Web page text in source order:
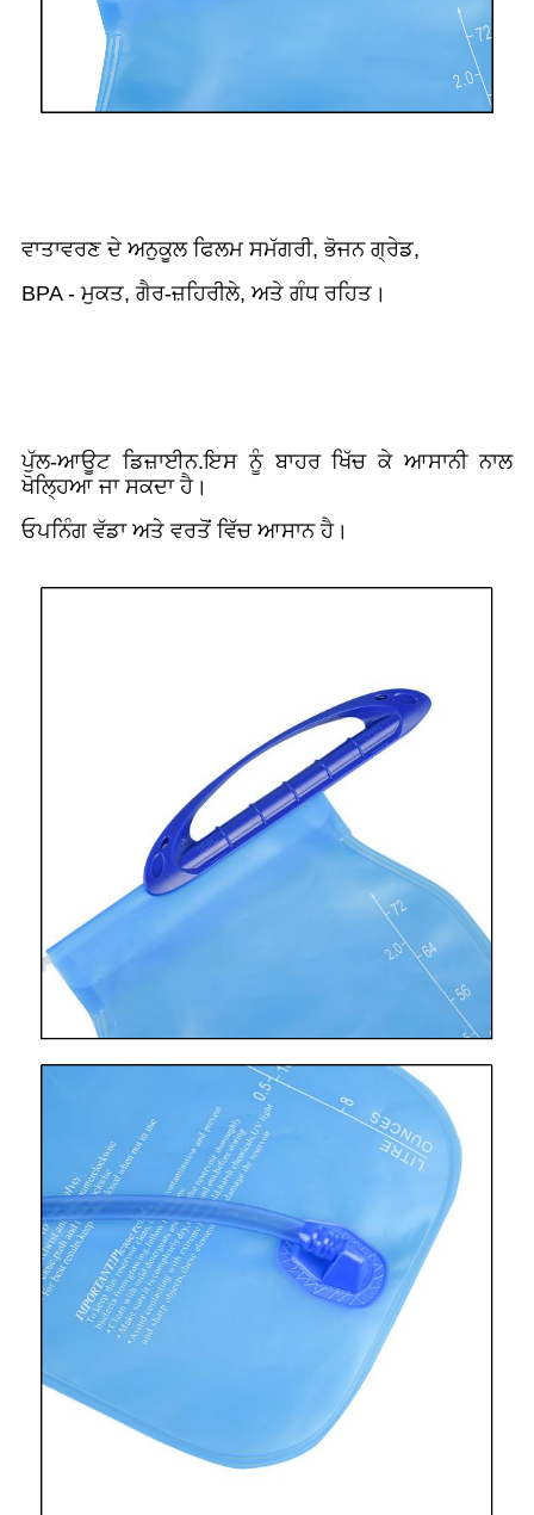
ਵਾਤਾਵਰਣ ਦੇ ਅਨੁਕੂਲ ਫਿਲਮ ਸਮੱਗਰੀ, ਭੋਜਨ ਗ੍ਰੇਡ,
BPA - ਮੁਕਤ, ਗੈਰ-ਜ਼ਹਿਰੀਲੇ, ਅਤੇ ਗੰਧ ਰਹਿਤ।
ਪੁੱਲ-ਆਊਟ ਡਿਜ਼ਾਈਨ.ਇਸ ਨੂੰ ਬਾਹਰ ਖਿੱਚ ਕੇ ਆਸਾਨੀ ਨਾਲ
ਖੋਲ੍ਹਿਆ ਜਾ ਸਕਦਾ ਹੈ।
ਓਪਨਿੰਗ ਵੱਡਾ ਅਤੇ ਵਰਤੋਂ ਵਿੱਚ ਆਸਾਨ ਹੈ।